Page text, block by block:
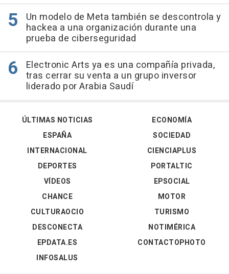
Un modelo de Meta también se descontrola y
hackea a una organización durante una
prueba de ciberseguridad
Electronic Arts ya es una compañía privada,
tras cerrar su venta a un grupo inversor
liderado por Arabia Saudí
ÚLTIMAS NOTICIAS
ESPAÑA
INTERNACIONAL
DEPORTES
VÍDEOS
ECONOMÍA
SOCIEDAD
CIENCIAPLUS
PORTALTIC
EPSOCIAL
CHANCE
CULTURAOCIO
DESCONECTA
EPDATA.ES
INFOSALUS
MOTOR
TURISMO
NOTIMÉRICA
CONTACTOPHOTO